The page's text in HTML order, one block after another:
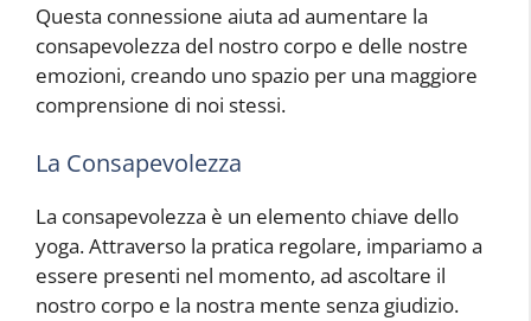
Questa connessione aiuta ad aumentare la
consapevolezza del nostro corpo e delle nostre
emozioni, creando uno spazio per una maggiore
comprensione di noi stessi.
La Consapevolezza
La consapevolezza è un elemento chiave dello
yoga. Attraverso la pratica regolare, impariamo a
essere presenti nel momento, ad ascoltare il
nostro corpo e la nostra mente senza giudizio.